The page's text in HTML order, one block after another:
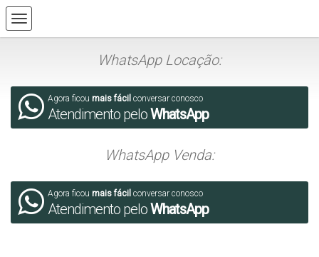
WhatsApp Locação:
Agora ficou mais fácil conversar conosco
Atendimento peloWhatsApp
WhatsApp Venda:
Agora ficou mais fácil conversar conosco
Atendimento peloWhatsApp